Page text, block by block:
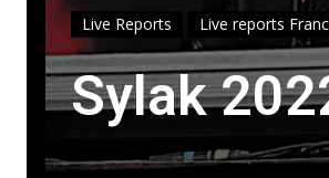
Live Reports Live reports
Sylak